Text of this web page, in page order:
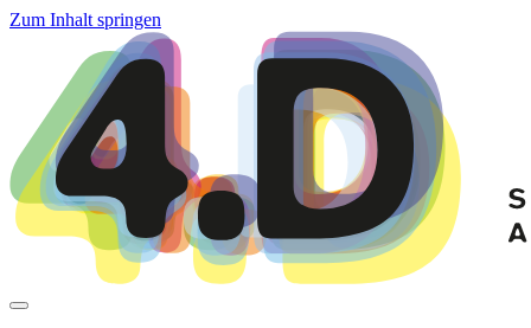
Zum Inhalt springen